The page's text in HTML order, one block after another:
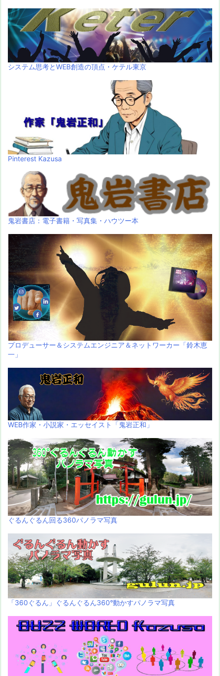
システム思考とWEB創造の頂点・ケテル東京
Pinterest Kazusa
鬼岩書店：電子書籍・写真集・ハウツー本
プロデューサー＆システムエンジニア＆ネットワーカー「鈴木恵
一」
WEB作家・小説家・エッセイスト「鬼岩正和」
ぐるんぐるん回る360パノラマ写真
「360ぐるん」ぐるんぐるん360°動かすパノラマ写真